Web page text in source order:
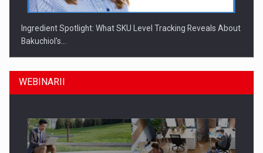
Ingredient Spotlight: What SKU Level Tracking Reveals About
Bakuchiol's…
WEBINARII